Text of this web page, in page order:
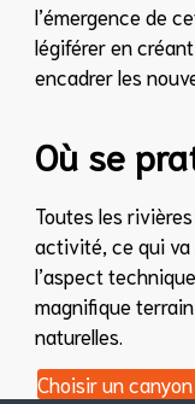
l’émergence de
légiférer en
encadrer les
Où se
Toutes les
activité, ce qui
l’aspect
magnifique
naturelles.
Choisir un